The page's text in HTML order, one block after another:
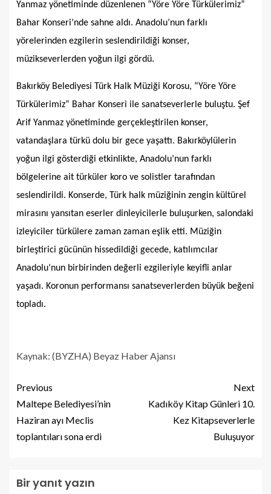
Yanmaz yönetiminde düzenlenen “Yöre Yöre Türkülerimiz”
Bahar Konseri’nde sahne aldı. Anadolu’nun farklı
yörelerinden ezgilerin seslendirildiği konser,
müzikseverlerden yoğun ilgi gördü.
Bakırköy Belediyesi Türk Halk Müziği Korosu, “Yöre Yöre
Türkülerimiz” Bahar Konseri ile sanatseverlerle buluştu. Şef
Arif Yanmaz yönetiminde gerçekleştirilen konser,
vatandaşlara türkü dolu bir gece yaşattı. Bakırköylülerin
yoğun ilgi gösterdiği etkinlikte, Anadolu’nun farklı
bölgelerine ait türküler koro ve solistler tarafından
seslendirildi. Konserde, Türk halk müziğinin zengin kültürel
mirasını yansıtan eserler dinleyicilerle buluşurken, salondaki
izleyiciler türkülere zaman zaman eşlik etti. Müziğin
birleştirici gücünün hissedildiği gecede, katılımcılar
Anadolu’nun birbirinden değerli ezgileriyle keyifli anlar
yaşadı. Koronun performansı sanatseverlerden büyük beğeni
topladı.
Kaynak: (BYZHA) Beyaz Haber Ajansı
Previous
Maltepe Belediyesi’nin
Haziran ayı Meclis
toplantıları sona erdi
Next
Kadıköy Kitap Günleri 10.
Kez Kitapseverlerle
Buluşuyor
Bir yanıt yazın